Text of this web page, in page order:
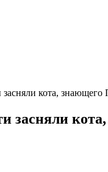
засняли кота,
засняли